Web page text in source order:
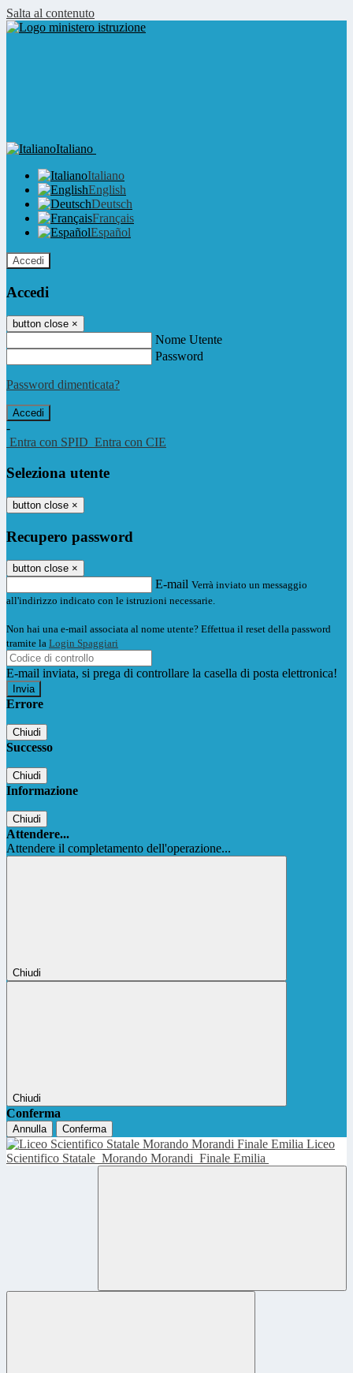
Salta al contenuto
Italiano
Italiano
English
Deutsch
Français
Español
Accedi
Accedi
button close ×
Nome Utente
Password
Password dimenticata?
-
Entra con SPID Entra con CIE
Seleziona utente
button close ×
Recupero password
button close ×
E-mail Verrà inviato un messaggio
all'indirizzo indicato con le istruzioni necessarie.
Non hai una e-mail associata al nome utente? Effettua il reset della password
tramite la Login Spaggiari
E-mail inviata, si prega di controllare la casella di posta elettronica!
Errore
Chiudi
Successo
Chiudi
Informazione
Chiudi
Attendere...
Attendere il completamento dell'operazione...
Chiudi
Chiudi
Conferma
Annulla Conferma
Liceo
Scientifico Statale Morando Morandi Finale Emilia